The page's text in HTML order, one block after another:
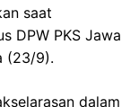
saat
DPW PKS Jawa
(23/9).
dalam